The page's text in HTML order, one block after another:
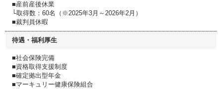
■産前産後休業
└取得数：60名（※2025年3月～2026年2月）
■裁判員休暇
待遇・福利厚生
■社会保険完備
■資格取得支援制度
■確定拠出型年金
■マーキュリー健康保険組合